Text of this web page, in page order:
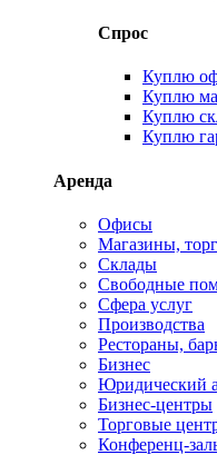
Спрос
Куплю
Куплю
Куплю
Куплю
Аренда
Офисы
Магазины,
Склады
Свободные
Сфера услуг
Производства
Рестораны,
Бизнес
Юридический
Бизнес-центры
Торговые
Конференц-